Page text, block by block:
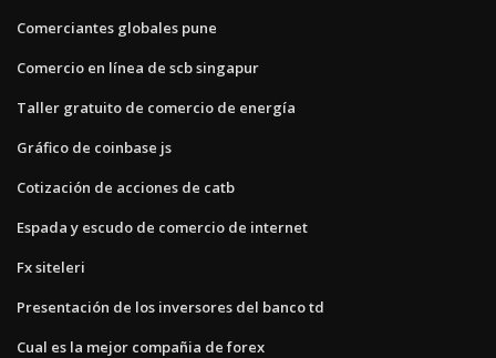
Comerciantes globales pune
Comercio en línea de scb singapur
Taller gratuito de comercio de energía
Gráfico de coinbase js
Cotización de acciones de catb
Espada y escudo de comercio de internet
Fx siteleri
Presentación de los inversores del banco td
Cual es la mejor compañia de forex